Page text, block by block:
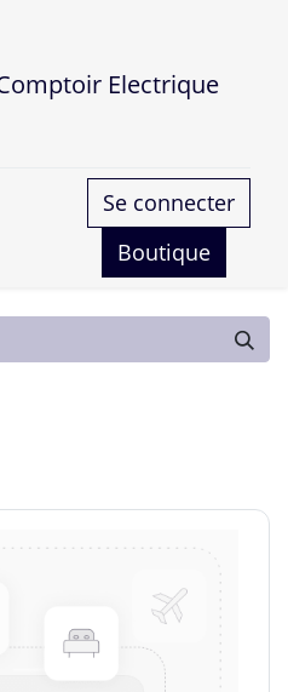
Electrique
Se connecter
Boutique